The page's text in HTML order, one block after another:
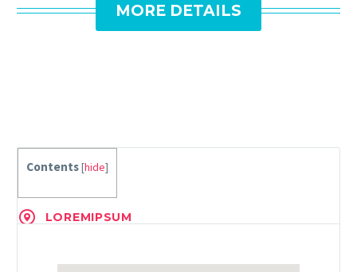
MORE DETAILS
Contents[hide]
LOREMIPSUM